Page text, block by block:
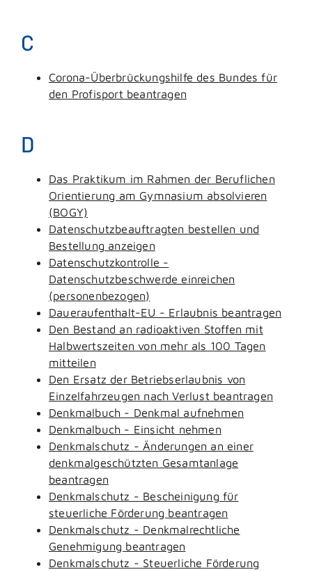
C
Corona-Überbrückungshilfe des Bundes für
den Profisport beantragen
D
Das Praktikum im Rahmen der Beruflichen
Orientierung am Gymnasium absolvieren
(BOGY)
Datenschutzbeauftragten bestellen und
Bestellung anzeigen
Datenschutzkontrolle -
Datenschutzbeschwerde einreichen
(personenbezogen)
Daueraufenthalt-EU - Erlaubnis beantragen
Den Bestand an radioaktiven Stoffen mit
Halbwertszeiten von mehr als 100 Tagen
mitteilen
Den Ersatz der Betriebserlaubnis von
Einzelfahrzeugen nach Verlust beantragen
Denkmalbuch - Denkmal aufnehmen
Denkmalbuch - Einsicht nehmen
Denkmalschutz - Änderungen an einer
denkmalgeschützten Gesamtanlage
beantragen
Denkmalschutz - Bescheinigung für
steuerliche Förderung beantragen
Denkmalschutz - Denkmalrechtliche
Genehmigung beantragen
Denkmalschutz - Steuerliche Förderung